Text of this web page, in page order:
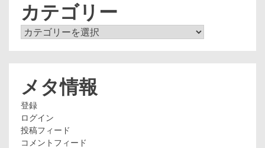
カテゴリー
カ
メタ情報
登録
ログイン
投稿フィード
コメントフィード